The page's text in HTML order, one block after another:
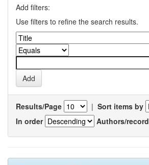
Add filters:
Use filters to refine the search results.
Results/Page | Sort items by
In order
Authors/record